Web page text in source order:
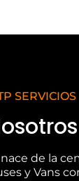
SERVICIOS
nace de la
y Vans